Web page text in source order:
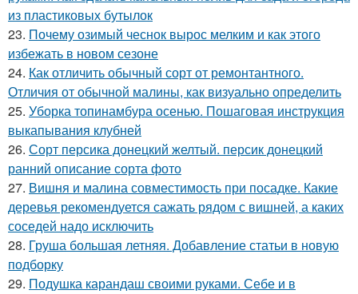
из пластиковых бутылок
23. Почему озимый чеснок вырос мелким и как этого
избежать в новом сезоне
24. Как отличить обычный сорт от ремонтантного.
Отличия от обычной малины, как визуально определить
25. Уборка топинамбура осенью. Пошаговая инструкция
выкапывания клубней
26. Сорт персика донецкий желтый. персик донецкий
ранний описание сорта фото
27. Вишня и малина совместимость при посадке. Какие
деревья рекомендуется сажать рядом с вишней, а каких
соседей надо исключить
28. Груша большая летняя. Добавление статьи в новую
подборку
29. Подушка карандаш своими руками. Себе и в